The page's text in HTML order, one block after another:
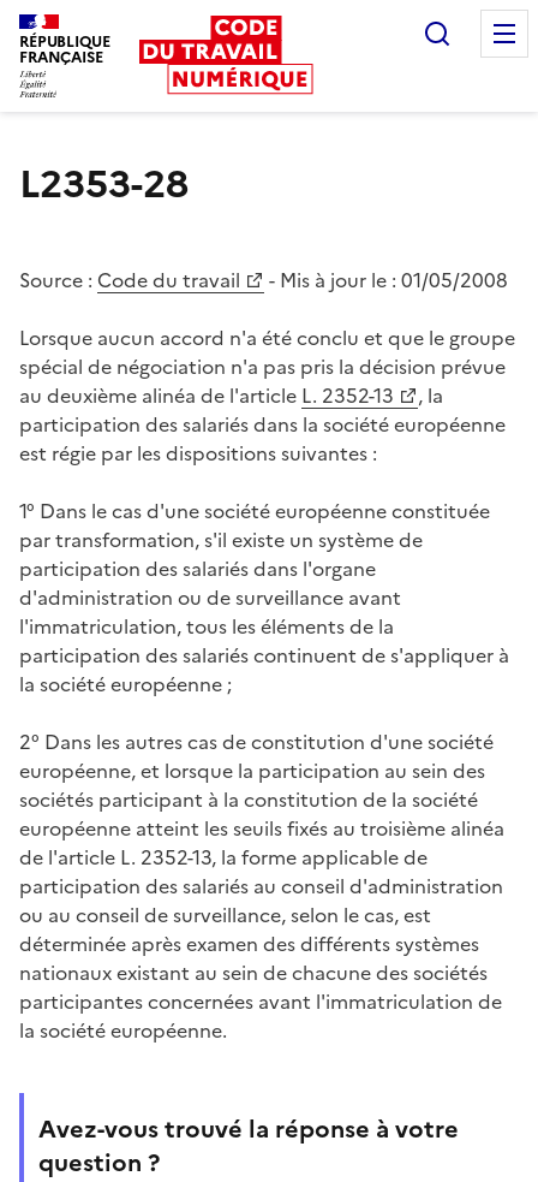
RÉPUBLIQUE
FRANÇAISE
L2353-28
Source : Code du travail - Mis à jour le : 01/05/2008
Lorsque aucun accord n'a été conclu et que le groupe
spécial de négociation n'a pas pris la décision prévue
au deuxième alinéa de l'article L. 2352-13
, la
participation des salariés dans la société européenne
est régie par les dispositions suivantes :
1° Dans le cas d'une société européenne constituée
par transformation, s'il existe un système de
participation des salariés dans l'organe
d'administration ou de surveillance avant
l'immatriculation, tous les éléments de la
participation des salariés continuent de s'appliquer à
la société européenne ;
2° Dans les autres cas de constitution d'une société
européenne, et lorsque la participation au sein des
sociétés participant à la constitution de la société
européenne atteint les seuils fixés au troisième alinéa
de l'article L. 2352-13, la forme applicable de
participation des salariés au conseil d'administration
ou au conseil de surveillance, selon le cas, est
déterminée après examen des différents systèmes
nationaux existant au sein de chacune des sociétés
participantes concernées avant l'immatriculation de
la société européenne.
Avez-vous trouvé la réponse à votre
question ?